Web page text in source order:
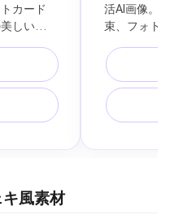
カード
しい配
なし、
活AI画像。
束、フォト
のある雰囲
し、ロゴな
風素材